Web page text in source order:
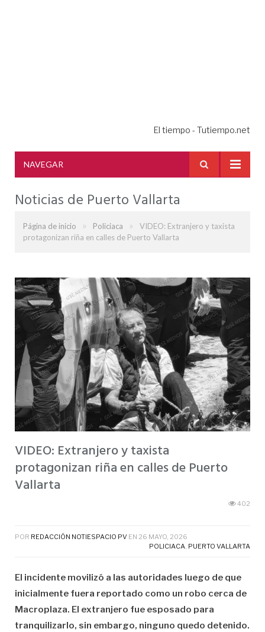
El tiempo - Tutiempo.net
NAVEGAR
Noticias de Puerto Vallarta
Página de inicio » Policiaca »
VIDEO: Extranjero y taxista
protagonizan riña en calles de Puerto Vallarta
VIDEO: Extranjero y taxista
protagonizan riña en calles de Puerto
Vallarta
402
POR REDACCIÓN NOTIESPACIO PV EN 26 MAYO, 2026
POLICIACA, PUERTO VALLARTA
El incidente movilizó a las autoridades luego de que
inicialmente fuera reportado como un robo cerca de
Macroplaza. El extranjero fue esposado para
tranquilizarlo, sin embargo, ninguno quedo detenido.